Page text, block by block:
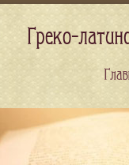
Греко-